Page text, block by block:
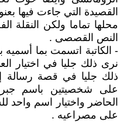
القصيدة التي جاءت فيها
محلها تماما ولكن النقلة
النص القصصى .
- الكاتبة اتسمت بما
نرى ذلك جليا في اختيار
ذلك جليا في قصة رسالة
على شخصيتين باسم
الحاضر واختيار اسم واحد
على مصراعيه .